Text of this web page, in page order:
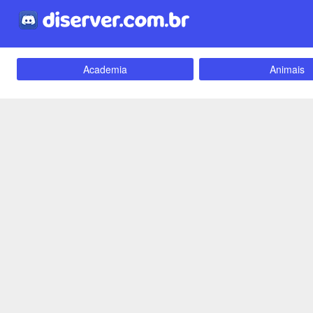
Academia Animais